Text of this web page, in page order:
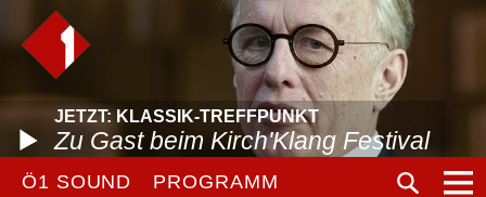
JETZT: KLASSIK-TREFFPUNKT
Zu Gast beim Kirch'Klang Festival
Ö1 SOUND PROGRAMM